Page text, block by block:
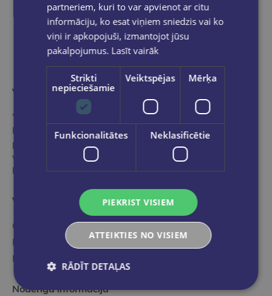
Vairāk nekā grāmatnīca
"Globuss" ir ideāla pieturvieta grāmatu pasaulē tiem,
kas vēlas iepazīties ar mūsu profesionālo,
pieredzējušo speciālistu izvēlētu - starptautisko un
vietējo izdevēju labāko un populārāko izdevumu
klāstu.
Veikala kategorijas
Grāmatu katalogs
E-grāmatu katalogs
Kancelejas preces
Noderīgā informācija
partneriem, kuri to var apvienot ar citu
informāciju, ko esat viņiem sniedzis vai ko
viņi ir apkopojuši, izmantojot jūsu
pakalpojumus. Lasīt vairāk
Strikti
nepieciešamie
Veiktspējas Mērķa
Funkcionalitātes Neklasificētie
PIEKRIST VISIEM
ATTEIKTIES NO VISIEM
RĀDĪT DETAĻAS